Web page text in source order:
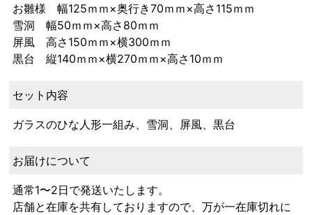
お雛様 幅125ｍｍ×奥行き70ｍｍ×高さ115ｍｍ
雪洞 幅50ｍｍ×高さ80ｍｍ
屏風 高さ150ｍｍ×横300ｍｍ
黒台 縦140ｍｍ×横270ｍｍ×高さ10ｍｍ
セット内容
ガラスのひな人形一組み、雪洞、屏風、黒台
お届けについて
通常1〜2日で発送いたします。
店舗と在庫を共有しておりますので、万が一在庫切れに